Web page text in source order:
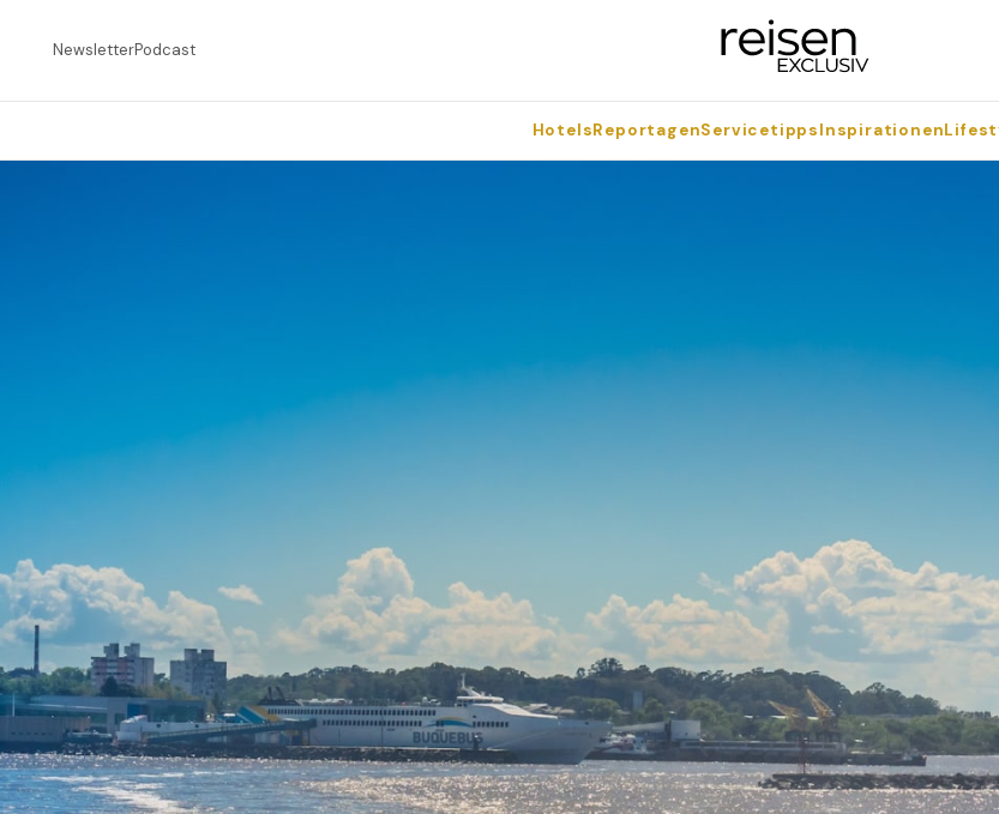
NewsletterPodcast
HotelsReportagenServicetippsInspirationen